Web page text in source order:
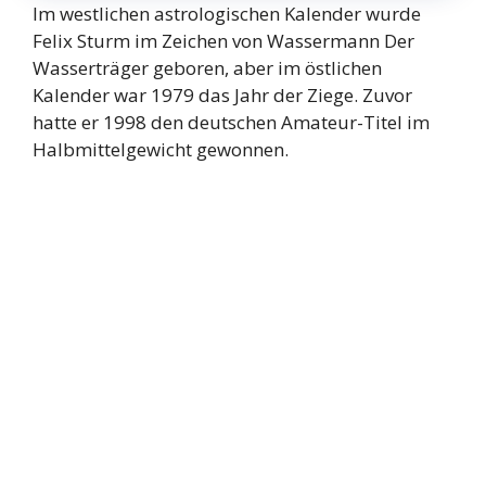
Im westlichen astrologischen Kalender wurde
Felix Sturm im Zeichen von Wassermann Der
Wasserträger geboren, aber im östlichen
Kalender war 1979 das Jahr der Ziege. Zuvor
hatte er 1998 den deutschen Amateur-Titel im
Halbmittelgewicht gewonnen.